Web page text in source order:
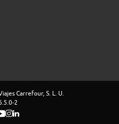
Carrefour, S. L. U.
2